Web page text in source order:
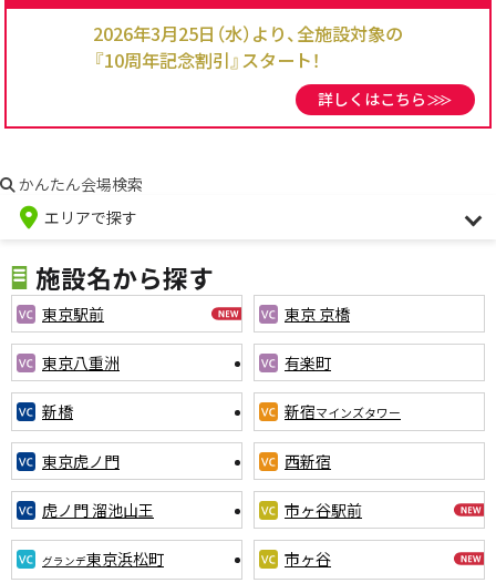
2026年3月25日（水）より、全施設対象の
『10周年記念割引』スタート！
詳しくはこちら＞＞＞
かんたん会場検索
エリアで探す
施設名から探す
東京駅前 東京 京橋
東京八重洲 有楽町
新橋 新宿マインズタワー
東京虎ノ門 西新宿
虎ノ門 溜池山王 市ヶ谷駅前
グランデ東京浜松町 市ヶ谷